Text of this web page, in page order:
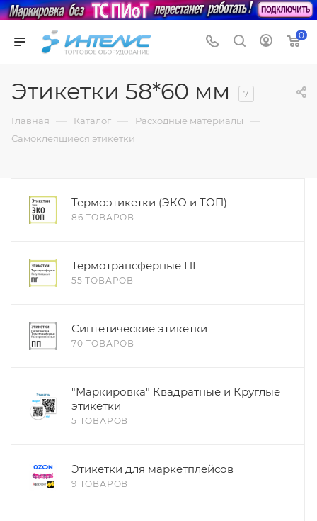
0
Этикетки 58*60 мм 7
Главная — Каталог — Расходные материалы —
Самоклеящиеся этикетки
Термоэтикетки (ЭКО и ТОП)
86 ТОВАРОВ
Термотрансферные ПГ
55 ТОВАРОВ
Синтетические этикетки
70 ТОВАРОВ
"Маркировка" Квадратные и Круглые
этикетки
5 ТОВАРОВ
Этикетки для маркетплейсов
9 ТОВАРОВ